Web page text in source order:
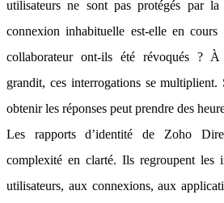
utilisateurs ne sont pas protégés par
connexion inhabituelle est-elle en cours
collaborateur ont-ils été révoqués ? À
grandit, ces interrogations se multiplient.
obtenir les réponses peut prendre des
Les rapports d’identité de Zoho
complexité en clarté. Ils regroupent les
utilisateurs, aux connexions, aux